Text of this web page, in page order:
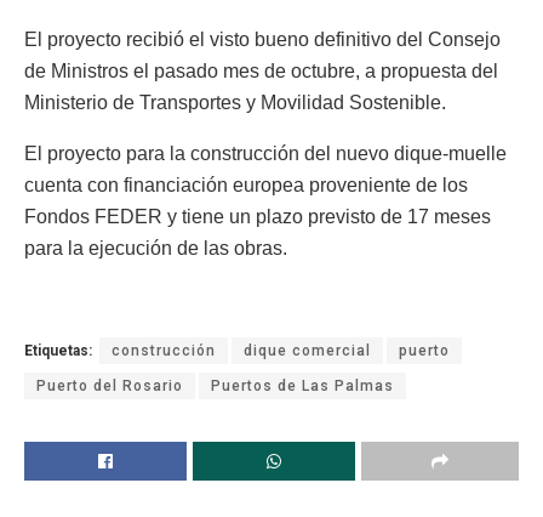
El proyecto recibió el visto bueno definitivo del Consejo
de Ministros el pasado mes de octubre, a propuesta del
Ministerio de Transportes y Movilidad Sostenible.
El proyecto para la construcción del nuevo dique-muelle
cuenta con financiación europea proveniente de los
Fondos FEDER y tiene un plazo previsto de 17 meses
para la ejecución de las obras.
Etiquetas: construcción dique comercial puerto
Puerto del Rosario Puertos de Las Palmas